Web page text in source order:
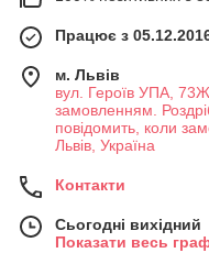
Працює з
м. Львів
вул. Героїв УПА,
замовленням.
повідомить, коли
Львів, Україна
Контакти
Сьогодні вихідний
Показати весь